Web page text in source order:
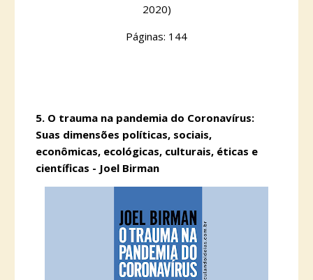
2020)
Páginas: 144
5. O trauma na pandemia do Coronavírus:
Suas dimensões políticas, sociais,
econômicas, ecológicas, culturais, éticas e
científicas - Joel Birman